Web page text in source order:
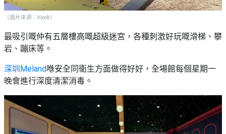
（圖片來源：klook）
最吸引嘅仲有五層樓高嘅超級迷宮，各種刺激好玩嘅滑梯、攀
岩、蹦床等。
深圳Meland喺安全同衛生方面做得好好，全場館每個星期一
晚會進行深度清潔消毒。